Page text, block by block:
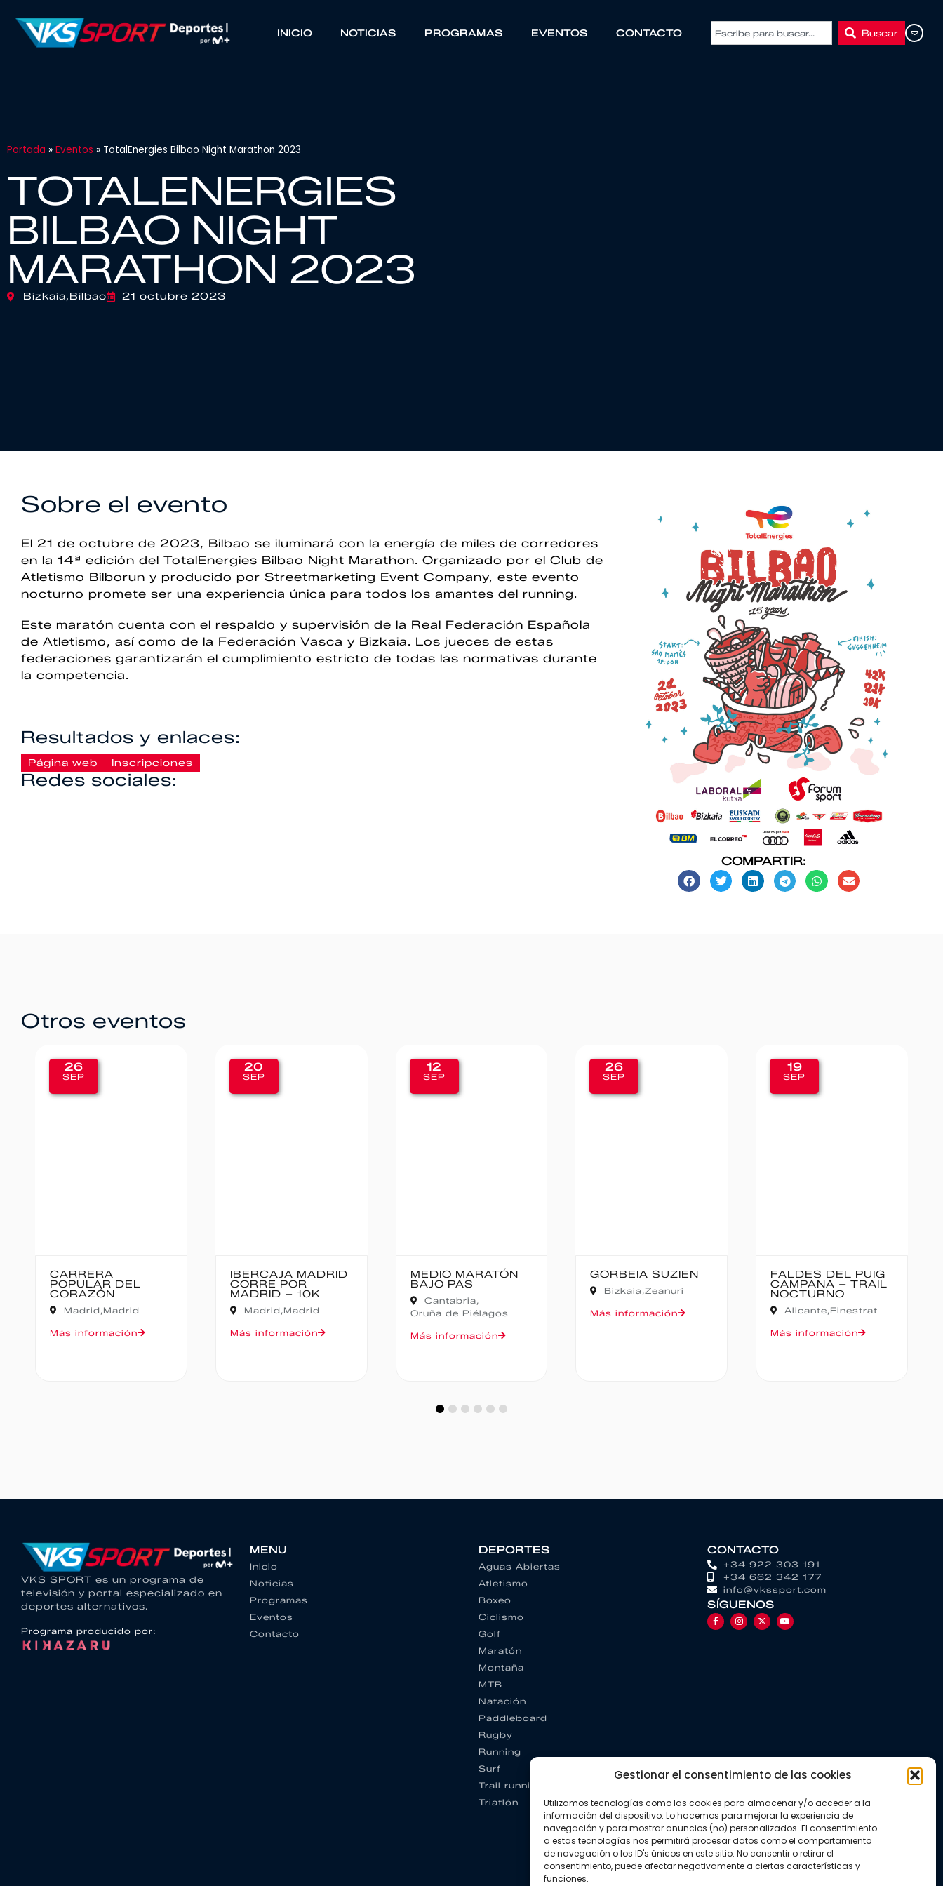
Gestionar el consentimiento de las cookies
Utilizamos tecnologías como las cookies para almacenar y/o acceder a la
información del dispositivo. Lo hacemos para mejorar la experiencia de
navegación y para mostrar anuncios (no) personalizados. El consentimiento
a estas tecnologías nos permitirá procesar datos como el comportamiento
de navegación o los ID's únicos en este sitio. No consentir o retirar el
consentimiento, puede afectar negativamente a ciertas características y
funciones.
INICIO NOTICIAS PROGRAMAS EVENTOS CONTACTO Buscar
Portada » Eventos » TotalEnergies Bilbao Night Marathon 2023
TOTALENERGIES
BILBAO NIGHT
MARATHON 2023
Bizkaia,Bilbao 21 octubre 2023
Sobre el evento
El 21 de octubre de 2023, Bilbao se iluminará con la energía de miles de corredores
en la 14ª edición del TotalEnergies Bilbao Night Marathon. Organizado por el Club de
Atletismo Bilborun y producido por Streetmarketing Event Company, este evento
nocturno promete ser una experiencia única para todos los amantes del running.
Este maratón cuenta con el respaldo y supervisión de la Real Federación Española
de Atletismo, así como de la Federación Vasca y Bizkaia. Los jueces de estas
federaciones garantizarán el cumplimiento estricto de todas las normativas durante
la competencia.
Resultados y enlaces:
Página web Inscripciones
Redes sociales:
COMPARTIR:
Otros eventos
20
SEP
IBERCAJA MADRID
CORRE POR
MADRID – 10K
Madrid,Madrid
Más información
12
SEP
MEDIO MARATÓN
BAJO PAS
Cantabria,
Oruña de Piélagos
Más información
26
SEP
GORBEIA SUZIEN
Bizkaia,Zeanuri
Más información
19
SEP
FALDES DEL PUIG
CAMPANA – TRAIL
NOCTURNO
Alicante,Finestrat
11
SEP
CANFRANC-
CANFRANC
Huesca, Canfranc
VKS SPORT es un programa de
televisión y portal especializado en
deportes alternativos.
Programa producido por:
MENU
Inicio
Noticias
Programas
Eventos
Contacto
DEPORTES
Aguas Abiertas
Atletismo
Boxeo
Ciclismo
Golf
Maratón
Montaña
MTB
Natación
Paddleboard
Rugby
Running
Surf
Trail running
Triatlón
CONTACTO
+34 922 303 191
+34 662 342 177
info@vkssport.com
SÍGUENOS